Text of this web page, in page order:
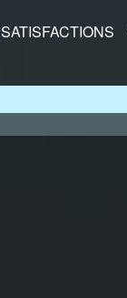
SATISFACTIONS